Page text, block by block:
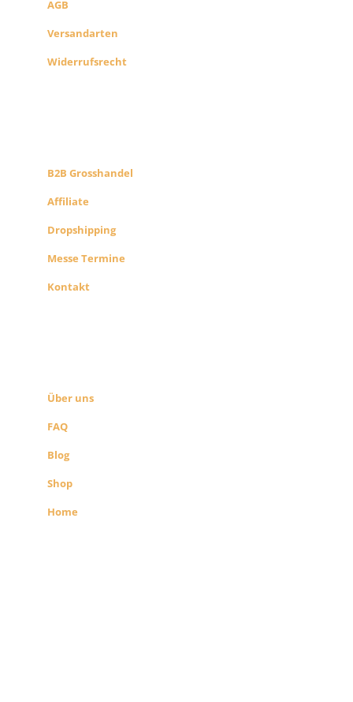
AGB
Versandarten
Widerrufsrecht
B2B Grosshandel
Affiliate
Dropshipping
Messe Termine
Kontakt
Über uns
FAQ
Blog
Shop
Home